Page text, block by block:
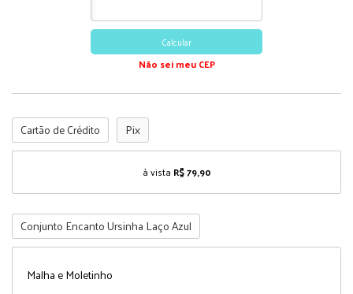
Calcular
Não sei meu CEP
Cartão de Crédito Pix
à vista R$ 79,90
Conjunto Encanto Ursinha Laço Azul
Malha e Moletinho